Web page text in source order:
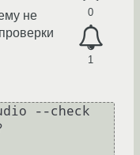
0
1
не
--check